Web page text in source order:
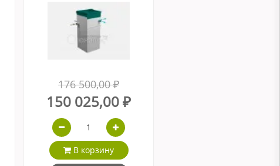
176 500,00 ₽
150 025,00 ₽
В корзину